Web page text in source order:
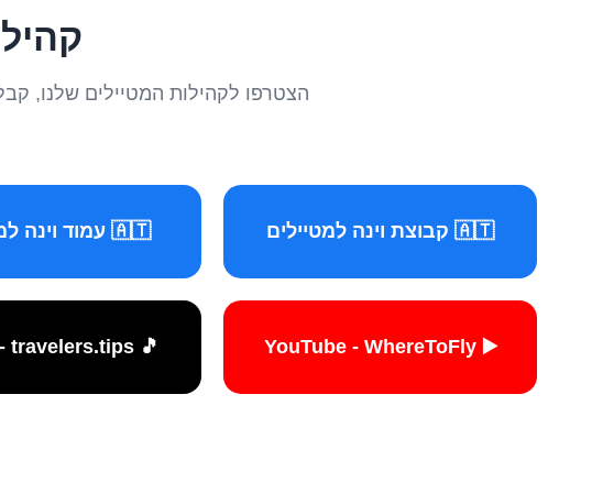
הצטרפו לקהילות המטיילים שלנו,
🇦🇹 קבוצת וינה למטיילים 🇦🇹 עמוד וינה למטיילים
▶️ YouTube - WhereToFly
🎵 TikTok - travelers.tips